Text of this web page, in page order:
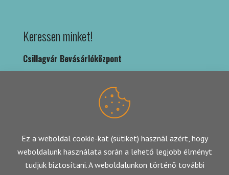
Keressen minket!
Csillagvár Bevásárlóközpont
Adatkezelési Tájékoztató
Ez a weboldal cookie-kat (sütiket) használ azért, hogy
weboldalunk használata során a lehető legjobb élményt
tudjuk biztosítani. A weboldalunkon történő további